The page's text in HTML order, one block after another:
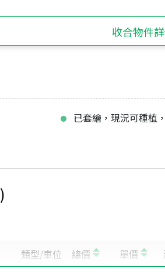
收合物件
已套繪，現況可種植
)